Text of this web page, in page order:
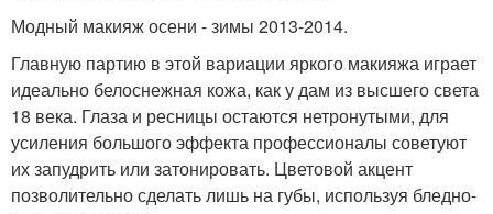
Модный макияж осени - зимы 2013-2014.
Главную партию в этой вариации яркого макияжа играет
идеально белоснежная кожа, как у дам из высшего света
18 века. Глаза и ресницы остаются нетронутыми, для
усиления большого эффекта профессионалы советуют
их запудрить или затонировать. Цветовой акцент
позволительно сделать лишь на губы, используя бледно-